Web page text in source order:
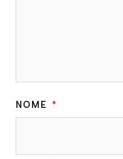
NOME *